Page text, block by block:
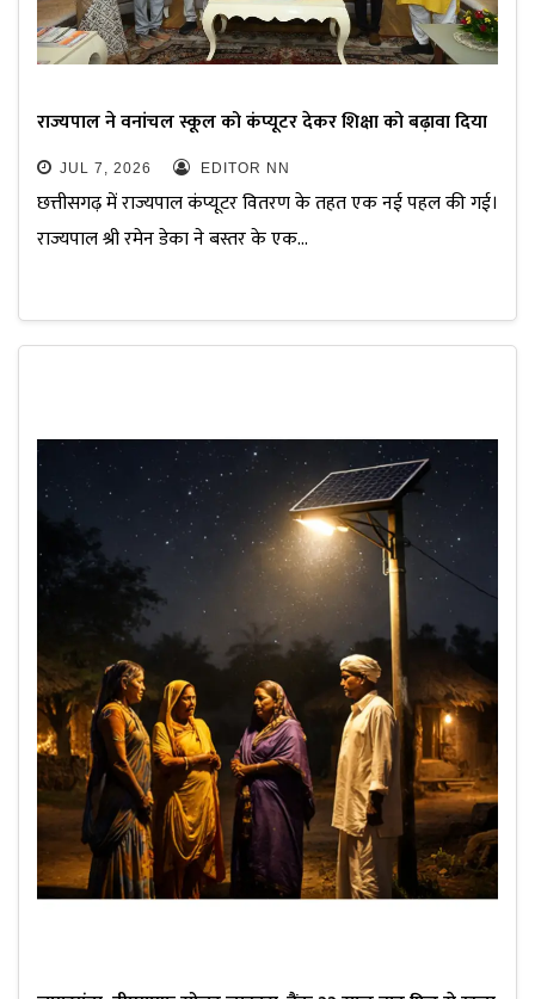
राज्यपाल ने वनांचल स्कूल को कंप्यूटर देकर शिक्षा को बढ़ावा दिया
JUL 7, 2026 EDITOR NN
छत्तीसगढ़ में राज्यपाल कंप्यूटर वितरण के तहत एक नई पहल की गई।
राज्यपाल श्री रमेन डेका ने बस्तर के एक…